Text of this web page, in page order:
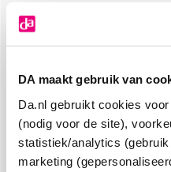
DA maakt gebruik van
Da.nl gebruikt cookies
(nodig voor de site),
statistiek/analytics
marketing
8.6 uit
Over DA
Klantenservice